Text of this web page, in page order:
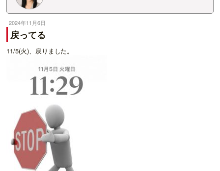
2024年11月6日
戻ってる
11/5(火)、戻りました。